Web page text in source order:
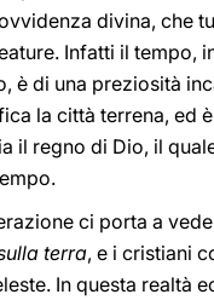
divina, che
Infatti il tempo,
è di una preziosità
la città terrena, ed
il regno di Dio, il
ci porta a
terra, e i cristiani
In questa realtà